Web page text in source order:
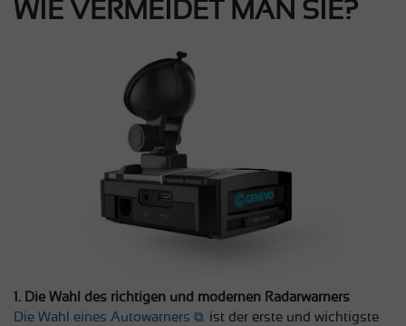
WIE VERMEIDET MAN SIE?
1. Die Wahl des richtigen und modernen Radarwarners
Die Wahl eines Autowarners
ist der erste und wichtigste